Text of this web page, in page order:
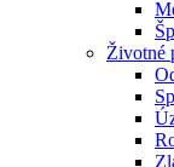
Životné